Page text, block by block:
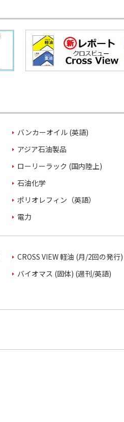
バンカーオイル (英語)
アジア石油製品
ローリーラック (国内陸上)
石油化学
ポリオレフィン（英語）
電力
CROSS VIEW 軽油 (月/2回の発行)
バイオマス (固体) (週刊/英語)